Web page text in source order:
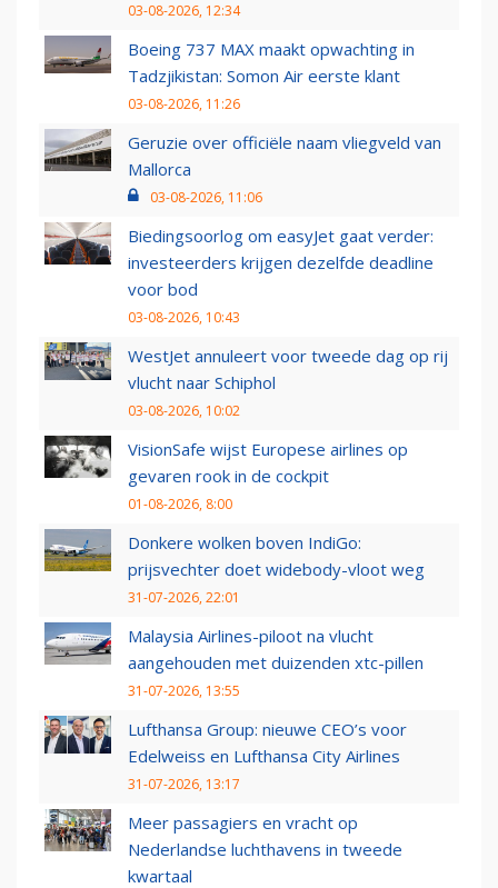
03-08-2026, 12:34
Boeing 737 MAX maakt opwachting in
Tadzjikistan: Somon Air eerste klant
03-08-2026, 11:26
Geruzie over officiële naam vliegveld van
Mallorca
03-08-2026, 11:06
Biedingsoorlog om easyJet gaat verder:
investeerders krijgen dezelfde deadline
voor bod
03-08-2026, 10:43
WestJet annuleert voor tweede dag op rij
vlucht naar Schiphol
03-08-2026, 10:02
VisionSafe wijst Europese airlines op
gevaren rook in de cockpit
01-08-2026, 8:00
Donkere wolken boven IndiGo:
prijsvechter doet widebody-vloot weg
31-07-2026, 22:01
Malaysia Airlines-piloot na vlucht
aangehouden met duizenden xtc-pillen
31-07-2026, 13:55
Lufthansa Group: nieuwe CEO’s voor
Edelweiss en Lufthansa City Airlines
31-07-2026, 13:17
Meer passagiers en vracht op
Nederlandse luchthavens in tweede
kwartaal